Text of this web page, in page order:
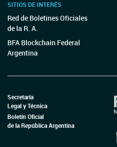
SITIOS DE INTERÉS
Red de Boletines Oficiales
de la R. A.
BFA Blockchain Federal
Argentina
Secretaría
Legal y Técnica
Boletín Oficial
de la República Argentina